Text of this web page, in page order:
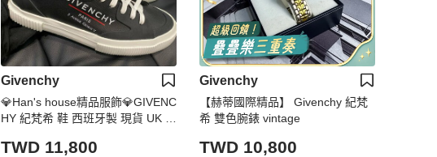
Givenchy
💎Han's house精品服飾💎GIVENC
HY 紀梵希 鞋 西班牙製 現貨 UK 8
TWD 11,800
Givenchy
【赫蒂國際精品】 Givenchy 紀梵
希 雙色腕錶 vintage
TWD 10,800